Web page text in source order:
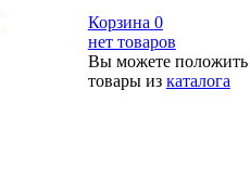
Корзина 0
нет товаров
Вы можете положить
товары из каталога